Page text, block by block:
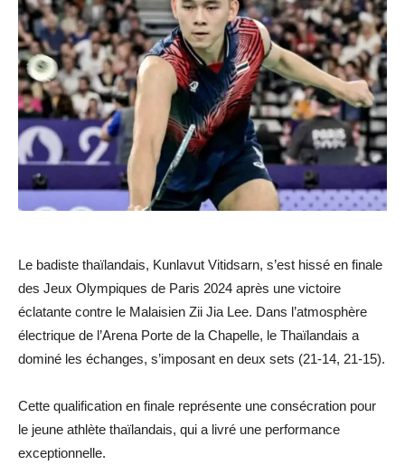
Le badiste thaïlandais, Kunlavut Vitidsarn, s’est hissé en finale
des Jeux Olympiques de Paris 2024 après une victoire
éclatante contre le Malaisien Zii Jia Lee. Dans l’atmosphère
électrique de l’Arena Porte de la Chapelle, le Thaïlandais a
dominé les échanges, s’imposant en deux sets (21-14, 21-15).
Cette qualification en finale représente une consécration pour
le jeune athlète thaïlandais, qui a livré une performance
exceptionnelle.